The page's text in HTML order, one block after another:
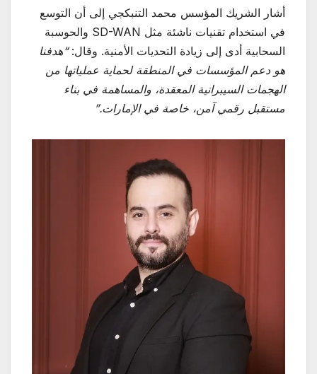
أشار الشريك المؤسس محمد التنبكجي إلى أن التوسع
في استخدام تقنيات ناشئة مثل SD-WAN والحوسبة
السحابية أدى إلى زيادة التحديات الأمنية. وقال:“هدفنا
هو دعم المؤسسات في المنطقة لحماية عملياتها من
الهجمات السيبرانية المعقدة، والمساهمة في بناء
مستقبل رقمي آمن، خاصة في الإمارات.”